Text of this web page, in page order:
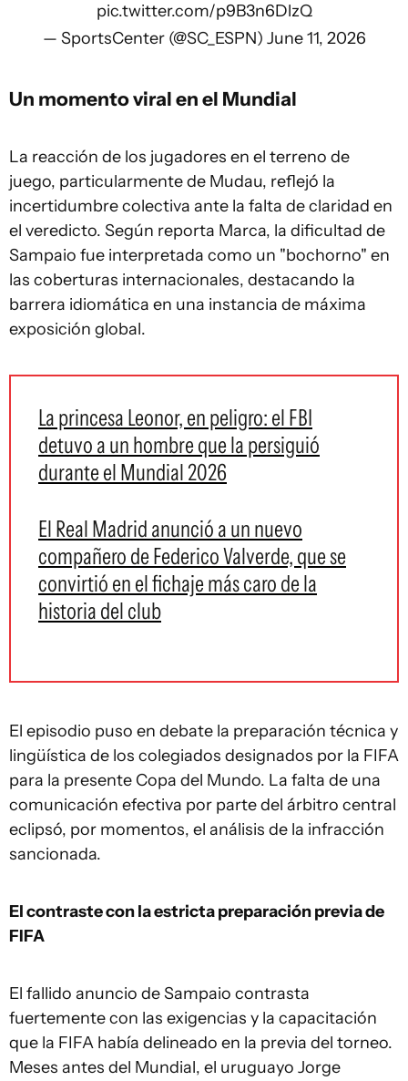
pic.twitter.com/p9B3n6DlzQ
— SportsCenter (@SC_ESPN) June 11, 2026
Un momento viral en el Mundial
La reacción de los jugadores en el terreno de
juego, particularmente de Mudau, reflejó la
incertidumbre colectiva ante la falta de claridad en
el veredicto. Según reporta Marca, la dificultad de
Sampaio fue interpretada como un "bochorno" en
las coberturas internacionales, destacando la
barrera idiomática en una instancia de máxima
exposición global.
La princesa Leonor, en peligro: el FBI
detuvo a un hombre que la persiguió
durante el Mundial 2026
El Real Madrid anunció a un nuevo
compañero de Federico Valverde, que se
convirtió en el fichaje más caro de la
historia del club
El episodio puso en debate la preparación técnica y
lingüística de los colegiados designados por la FIFA
para la presente Copa del Mundo. La falta de una
comunicación efectiva por parte del árbitro central
eclipsó, por momentos, el análisis de la infracción
sancionada.
El contraste con la estricta preparación previa de
FIFA
El fallido anuncio de Sampaio contrasta
fuertemente con las exigencias y la capacitación
que la FIFA había delineado en la previa del torneo.
Meses antes del Mundial, el uruguayo Jorge